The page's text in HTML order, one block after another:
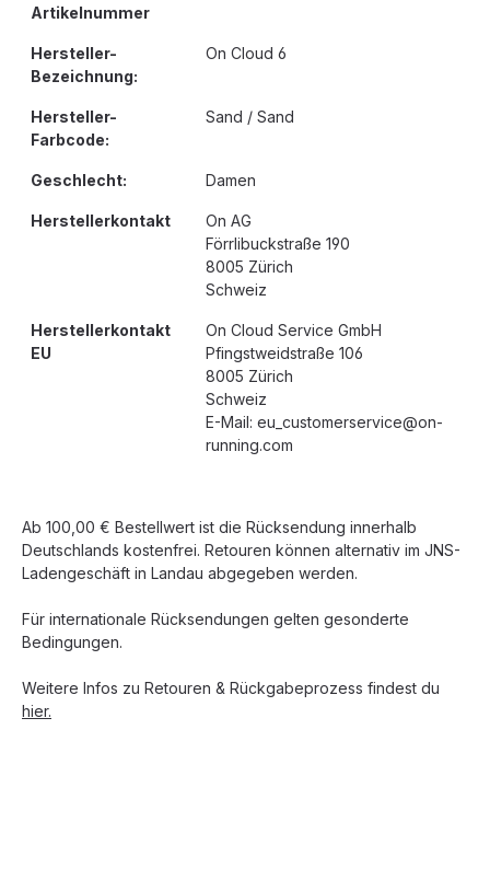
Artikelnummer
Hersteller-
Bezeichnung:
On Cloud 6
Hersteller-
Farbcode:
Sand / Sand
Geschlecht: Damen
Herstellerkontakt
On AG
Förrlibuckstraße 190
8005 Zürich
Schweiz
Herstellerkontakt
EU
On Cloud Service GmbH
Pfingstweidstraße 106
8005 Zürich
Schweiz
E-Mail: eu_customerservice@on-
running.com
Ab 100,00 € Bestellwert ist die Rücksendung innerhalb
Deutschlands kostenfrei. Retouren können alternativ im JNS-
Ladengeschäft in Landau abgegeben werden.
Für internationale Rücksendungen gelten gesonderte
Bedingungen.
Weitere Infos zu Retouren & Rückgabeprozess findest du
hier.